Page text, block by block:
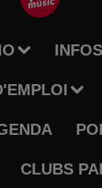
INFOS
CLUBS